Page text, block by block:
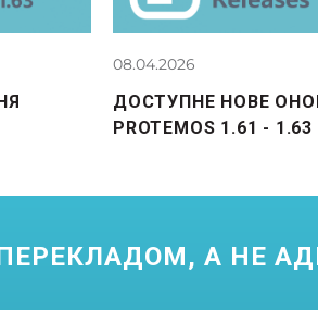
08.04.2026
ДОСТУПНЕ НОВЕ
PROTEMOS 1.61 - 1.63
А НЕ